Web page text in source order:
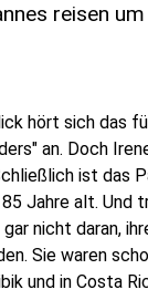
reisen
hört sich das
an. Doch
ist das
Jahre alt. Und
nicht daran,
Sie waren
und in Costa